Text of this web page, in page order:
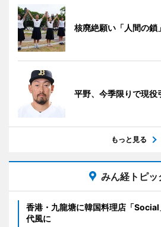
核廃絶願い「人間の
平野、今季限りで現
もっと見る
みん経トピッ
香港・九龍塘に韓国料理店「
代風に